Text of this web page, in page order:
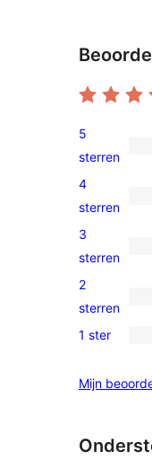
3
5
sterren
5
sterren
0
4
sterren
4
sterren
0
3
sterren
3
sterren
0
2
beoordeling
2
sterren
0
sterren
1 ster
Mijn